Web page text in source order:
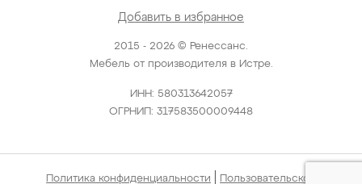
2015 - 2026 © Ренессанс.
Мебель от производителя в Истре.
ИНН: 580313642057
ОГРНИП: 317583500009448
Добавить в избранное
Политика конфиденциальности Пользовательское